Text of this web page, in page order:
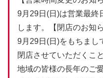
9月29日(日)は営業最終
します。【閉店のお知ら
9月29日(日)をもちまし
閉店させていただくこ
地域の皆様の長年のご